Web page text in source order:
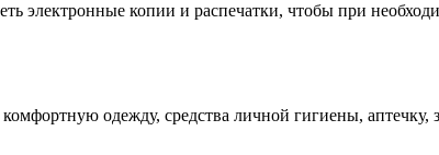
электронные копии и распечатки, чтобы при
одежду, средства личной гигиены, аптечку,